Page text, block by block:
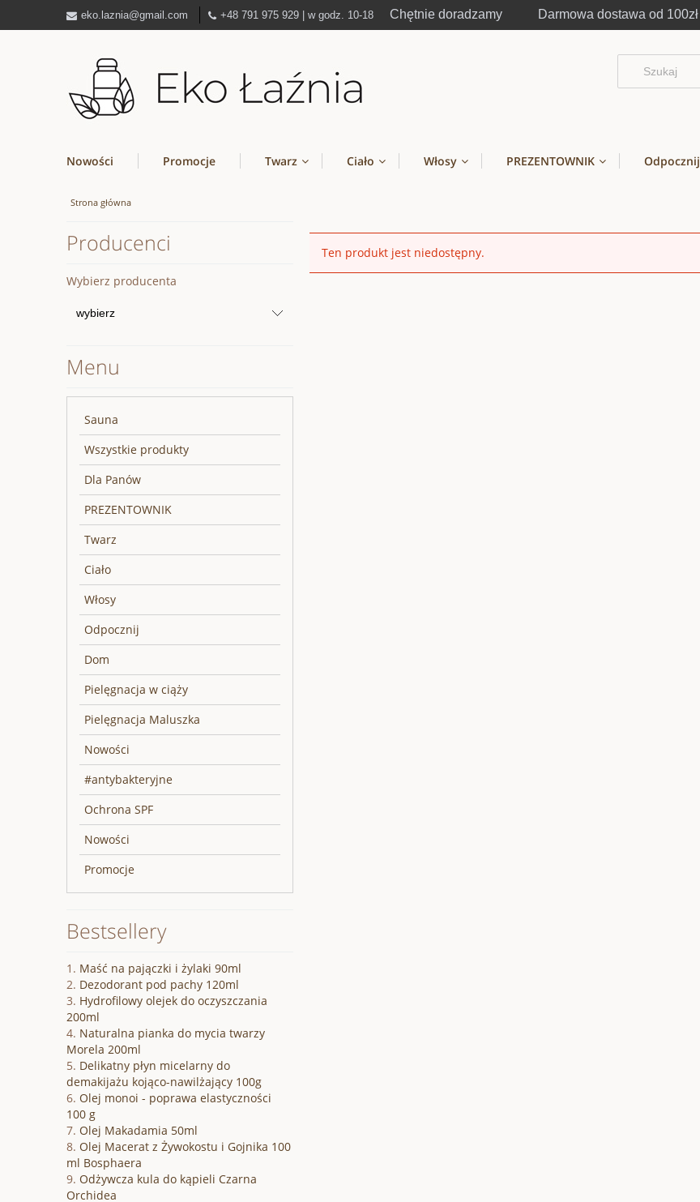
eko.laznia@gmail.com +48 791 975 929 | w godz. 10-18 Chętnie doradzamy Darmowa dostawa od 100zł
Nowości Promocje Twarz Ciało Włosy PREZENTOWNIK Odpocznij
Strona główna
Producenci
Wybierz producenta
Menu
Sauna
Wszystkie produkty
Dla Panów
PREZENTOWNIK
Twarz
Ciało
Włosy
Odpocznij
Dom
Pielęgnacja w ciąży
Pielęgnacja Maluszka
Nowości
#antybakteryjne
Ochrona SPF
Nowości
Promocje
Bestsellery
Maść na pajączki i żylaki 90ml
Dezodorant pod pachy 120ml
Hydrofilowy olejek do oczyszczania
200ml
Naturalna pianka do mycia twarzy
Morela 200ml
Delikatny płyn micelarny do
demakijażu kojąco-nawilżający 100g
Olej monoi - poprawa elastyczności
100 g
Olej Makadamia 50ml
Olej Macerat z Żywokostu i Gojnika 100
ml Bosphaera
Odżywcza kula do kąpieli Czarna
Orchidea
Ten produkt jest niedostępny.